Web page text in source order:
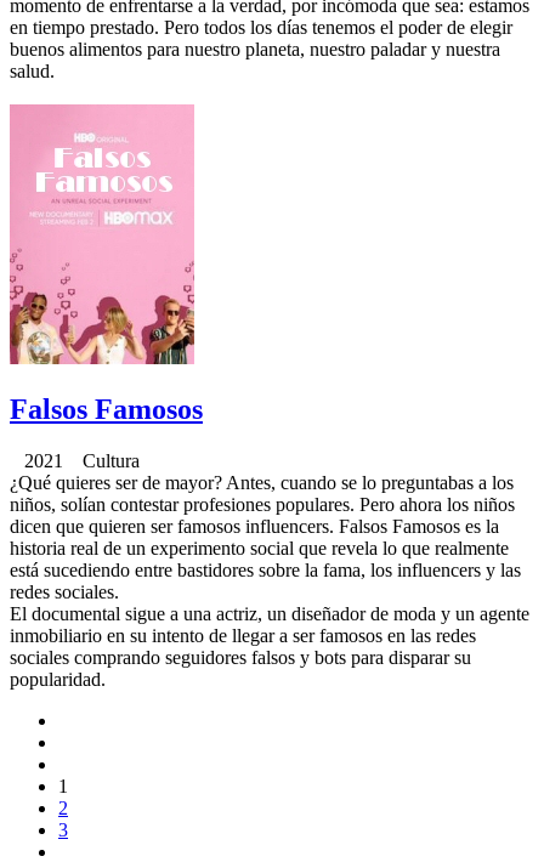
momento de enfrentarse a la verdad, por incómoda que sea: estamos
en tiempo prestado. Pero todos los días tenemos el poder de elegir
buenos alimentos para nuestro planeta, nuestro paladar y nuestra
salud.
Falsos Famosos
2021 Cultura
¿Qué quieres ser de mayor? Antes, cuando se lo preguntabas a los
niños, solían contestar profesiones populares. Pero ahora los niños
dicen que quieren ser famosos influencers. Falsos Famosos es la
historia real de un experimento social que revela lo que realmente
está sucediendo entre bastidores sobre la fama, los influencers y las
redes sociales.
El documental sigue a una actriz, un diseñador de moda y un agente
inmobiliario en su intento de llegar a ser famosos en las redes
sociales comprando seguidores falsos y bots para disparar su
popularidad.
1
2
3